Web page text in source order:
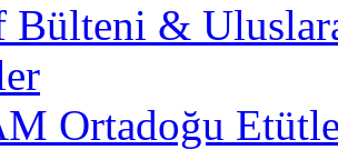
&
Ortadoğu